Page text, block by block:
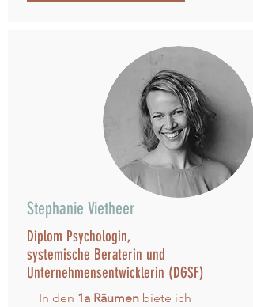
Stephanie Vietheer
Diplom Psychologin,
systemische Beraterin und
Unternehmensentwicklerin (DGSF)
In den 1a Räumen biete ich